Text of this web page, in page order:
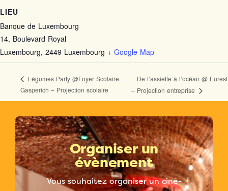
LIEU
Banque de Luxembourg
14, Boulevard Royal
Luxembourg, 2449 Luxembourg + Google Map
Légumes Party @Foyer Scolaire
Gasperich – Projection scolaire
De l’assiette à l’océan @ Eurest
– Projection entreprise
Organiser un
évènement
Vous souhaitez organiser un ciné-